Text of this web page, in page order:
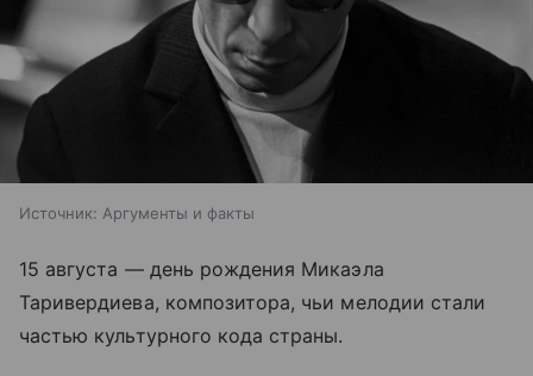
Источник: Аргументы и факты
15 августа — день рождения Микаэла
Таривердиева, композитора, чьи мелодии стали
частью культурного кода страны.